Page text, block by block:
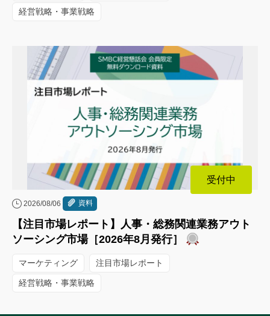
経営戦略・事業戦略
受付中
2026/08/06 資料
【注目市場レポート】人事・総務関連業務アウト
ソーシング市場［2026年8月発行］
マーケティング 注目市場レポート
経営戦略・事業戦略